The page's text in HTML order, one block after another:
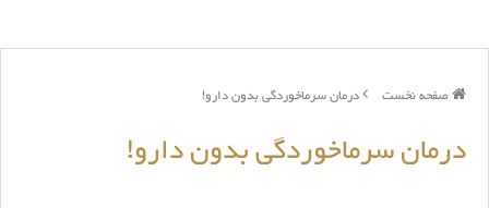
صفحه نخست درمان سرماخوردگی‌ بدون دارو!
درمان سرماخوردگی‌ بدون دارو!